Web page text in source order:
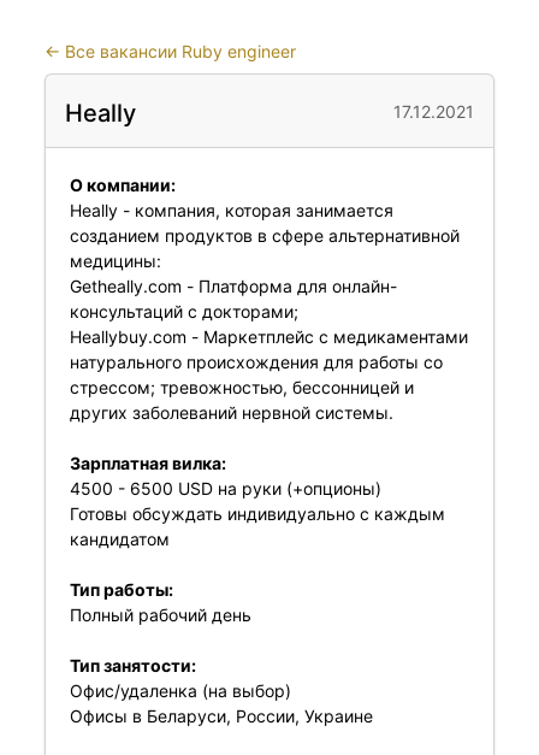
← Все вакансии Ruby engineer
Heally 17.12.2021
О компании:
Heally - компания, которая занимается
созданием продуктов в сфере альтернативной
медицины:
Getheally.com - Платформа для онлайн-
консультаций с докторами;
Heallybuy.com - Маркетплейс с медикаментами
натурального происхождения для работы со
стрессом; тревожностью, бессонницей и
других заболеваний нервной системы.
Зарплатная вилка:
4500 - 6500 USD на руки (+опционы)
Готовы обсуждать индивидуально с каждым
кандидатом
Тип работы:
Полный рабочий день
Тип занятости:
Офис/удаленка (на выбор)
Офисы в Беларуси, России, Украине